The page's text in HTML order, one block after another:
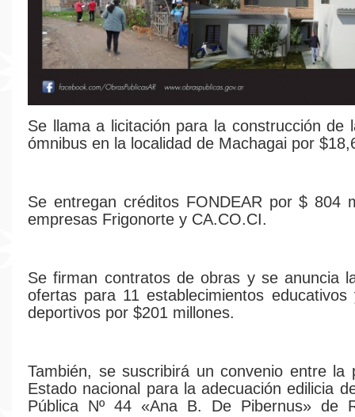
Se llama a licitación para la construcción de
ómnibus en la localidad de Machagai por
Se entregan créditos FONDEAR por $ 804
empresas Frigonorte y CA.CO.CI.
Se firman contratos de obras y se anuncia
ofertas para 11 establecimientos
deportivos por $201 millones.
También, se suscribirá un convenio entre la
Estado nacional para la adecuación edilicia
Pública Nº 44 «Ana B. De Pibernus» de